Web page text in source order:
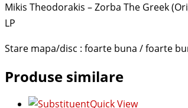
Mikis Theodorakis – Zorba The Greek
LP
Stare mapa/disc : foarte buna / foarte
Produse similare
Quick View